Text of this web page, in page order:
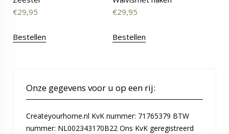
€29,95
Bestellen
€29,95
Bestellen
Onze gegevens voor u op een rij:
Createyourhome.nl KvK nummer: 71765379 BTW
nummer: NL002343170B22 Ons KvK geregistreerd